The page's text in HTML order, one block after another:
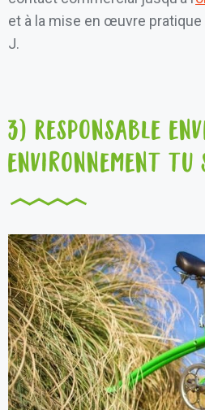
et à la mise en œuvre
J.
3) Responsable
environnement tu